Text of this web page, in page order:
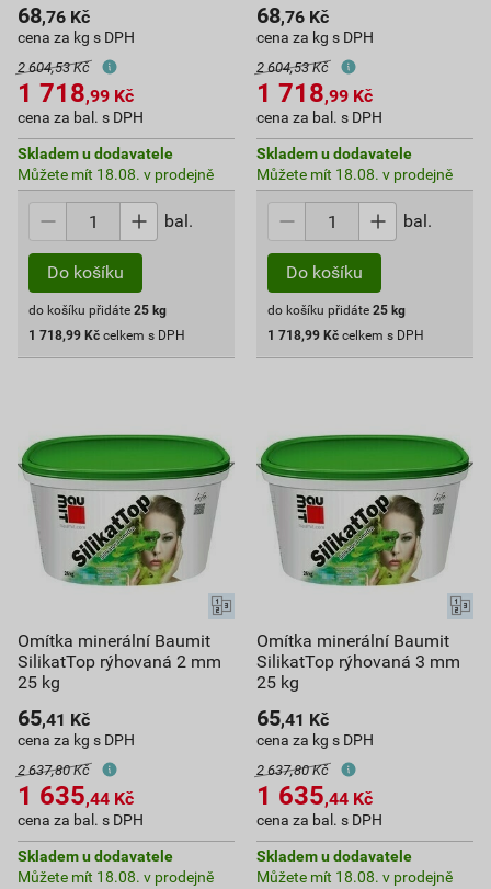
68,76 Kč
cena za kg s DPH
2 604,53 Kč
1 718,99 Kč
cena za bal. s DPH
Skladem u dodavatele
Můžete mít 18.08. v prodejně
bal.
Do košíku
do košíku přidáte 25 kg
1 718,99 Kč celkem s DPH
68,76 Kč
cena za kg s DPH
2 604,53 Kč
1 718,99 Kč
cena za bal. s DPH
Skladem u dodavatele
Můžete mít 18.08. v prodejně
bal.
Do košíku
do košíku přidáte 25 kg
1 718,99 Kč celkem s DPH
Omítka minerální Baumit
SilikatTop rýhovaná 2 mm
25 kg
65,41 Kč
cena za kg s DPH
2 637,80 Kč
1 635,44 Kč
cena za bal. s DPH
Skladem u dodavatele
Můžete mít 18.08. v prodejně
Omítka minerální Baumit
SilikatTop rýhovaná 3 mm
25 kg
65,41 Kč
cena za kg s DPH
2 637,80 Kč
1 635,44 Kč
cena za bal. s DPH
Skladem u dodavatele
Můžete mít 18.08. v prodejně